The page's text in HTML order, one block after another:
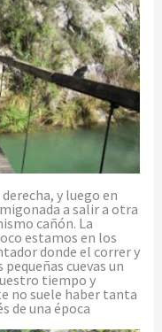
y luego en
a salir a otra
cañón. La
estamos en los
donde el correr y
cuevas un
tiempo y
no suele haber tanta
de una época